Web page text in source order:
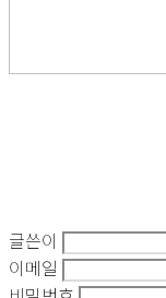
글쓴이
이메일